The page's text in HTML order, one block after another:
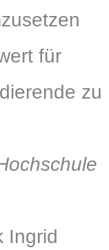
für
zu